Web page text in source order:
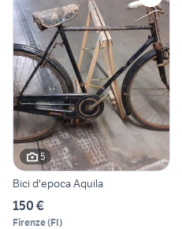
5
Bici d'epoca Aquila
150 €
Firenze(FI)